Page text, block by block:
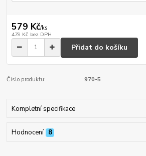
579 Kč/ks
479 Kč bez DPH
Přidat do košíku
Číslo produktu: 970-5
Kompletní specifikace
Hodnocení 8